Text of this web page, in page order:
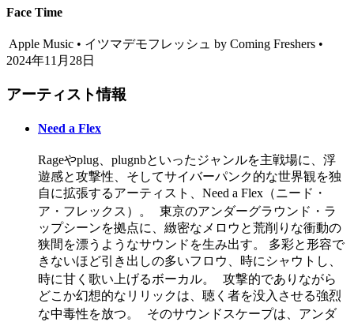
Face Time
Apple Music • イツマデモフレッシュ by Coming Freshers •
2024年11月28日
アーティスト情報
Need a Flex
Rageやplug、plugnbといったジャンルを主戦場に、浮
遊感と攻撃性、そしてサイバーパンク的な世界観を独
自に拡張するアーティスト、Need a Flex（ニード・
ア・フレックス）。 東京のアンダーグラウンド・ラ
ップシーンを拠点に、緻密なメロウと荒削りな衝動の
狭間を漂うようなサウンドを生み出す。 多彩と形容で
きないほど引き出しの多いフロウ、時にシャウトし、
時に甘く歌い上げるボーカル。 攻撃的でありながら
どこか幻想的なリリックは、聴く者を没入させる強烈
な中毒性を放つ。 そのサウンドスケープは、アンダ